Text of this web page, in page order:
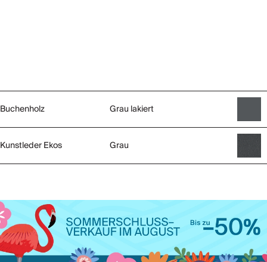
Buchenholz Grau lakiert
Kunstleder Ekos Grau